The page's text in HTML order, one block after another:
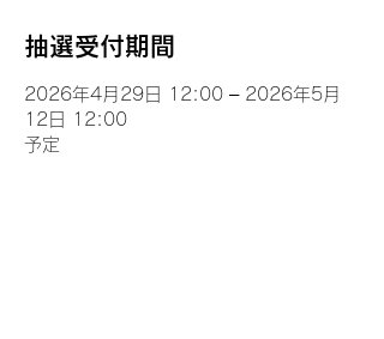
抽選受付期間
2026年4月29日 12:00 – 2026年5月
12日 12:00
予定